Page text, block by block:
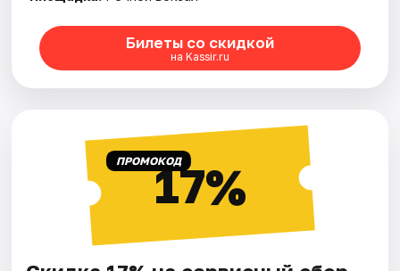
Билеты со скидкой
на Kassir.ru
ПРОМОКОД17%